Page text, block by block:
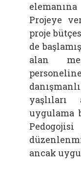
Projeye
proje
de
alan
yaşlıları
uygulama
ancak